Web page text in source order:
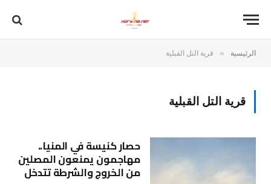
الرئيسية » قرية التل القبلية
قرية التل القبلية
حصار كنيسة في المنيا..
مهاجمون يمنعون المصلين
من الخروج والشرطة تتدخل